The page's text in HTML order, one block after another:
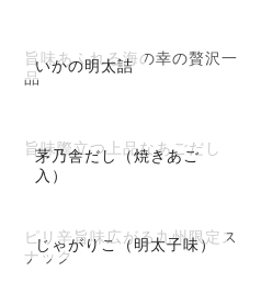
いかの明太詰
旨味あふれる海の幸の贅沢一
品
茅乃舎だし（焼きあご
入）
旨味際立つ上品なあごだし
じゃがりこ（明太子味）
ピリ辛旨味広がる九州限定ス
ナック